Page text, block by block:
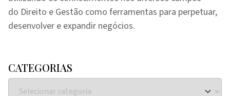
do Direito e Gestão como ferramentas para perpetuar,
desenvolver e expandir negócios.
CATEGORIAS